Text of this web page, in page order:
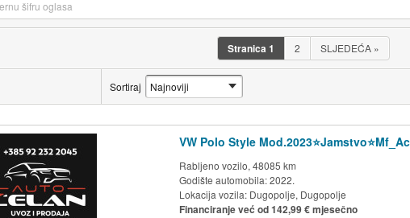
Stranica1 2 SLJEDEĆA »
Sortiraj
VW Polo Style
Rabljeno vozilo, 48085 km
Godište automobila: 2022.
Lokacija vozila: Dugopolje, Dugopolje
Financiranje već od 142,99 € mjesečno